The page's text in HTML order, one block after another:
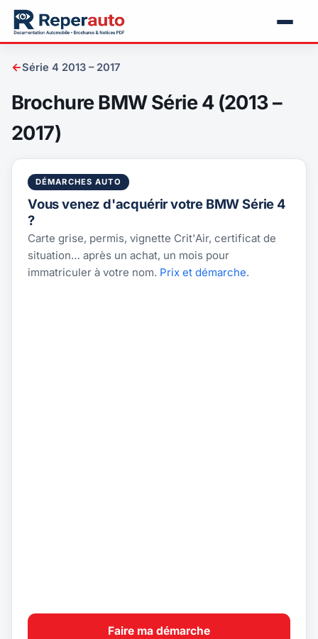
←Série 4 2013 – 2017
Brochure BMW Série 4 (2013 –
2017)
DÉMARCHES AUTO
Vous venez d'acquérir votre BMW Série 4
?
Carte grise, permis, vignette Crit'Air, certificat de
situation… après un achat, un mois pour
immatriculer à votre nom. Prix et démarche.
Faire ma démarche